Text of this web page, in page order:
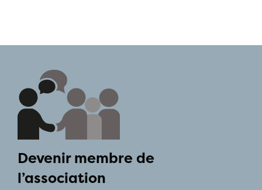
Devenir membre de
l’association